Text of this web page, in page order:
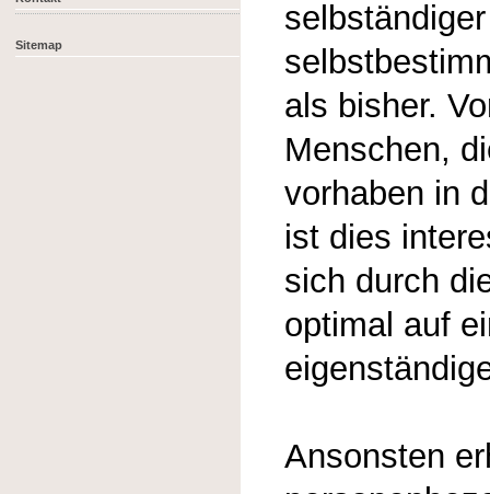
Sitemap
als bisher.
Menschen,
vorhaben in
ist dies
sich durch
optimal auf
Ansonsten